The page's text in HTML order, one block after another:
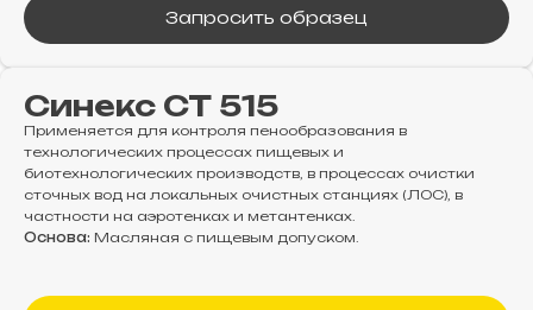
Запросить образец
Синекс СТ 515
Применяется для контроля пенообразования в
технологических процессах пищевых и
биотехнологических производств, в процессах очистки
сточных вод на локальных очистных станциях (ЛОС), в
частности на аэротенках и метантенках.
Основа: Масляная с пищевым допуском.